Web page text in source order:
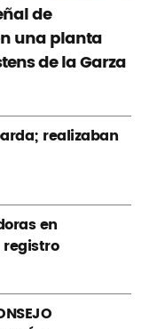
de
una planta
de la Garza
realizaban
en
registro